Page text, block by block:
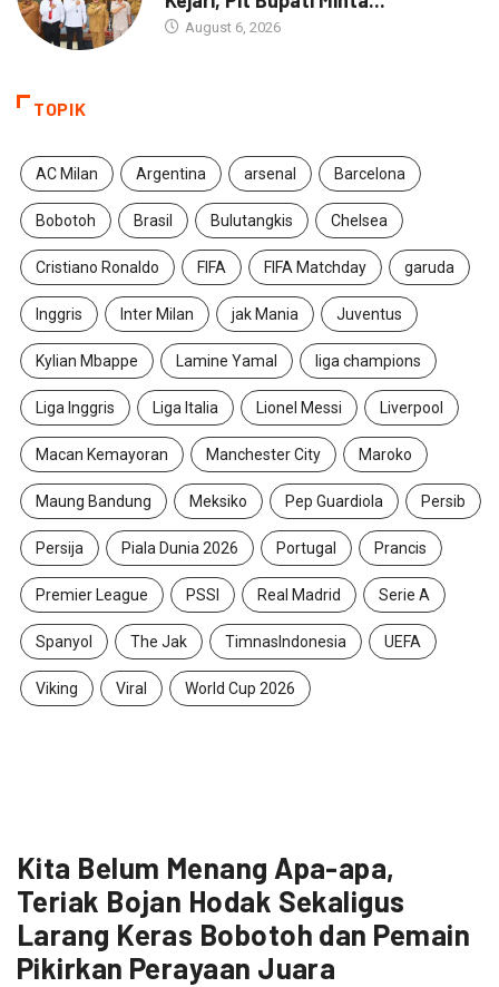
August 6, 2026
TOPIK
AC Milan Argentina arsenal Barcelona
Bobotoh Brasil Bulutangkis Chelsea
Cristiano Ronaldo FIFA FIFA Matchday garuda
Inggris Inter Milan jak Mania Juventus
Kylian Mbappe Lamine Yamal liga champions
Liga Inggris Liga Italia Lionel Messi Liverpool
Macan Kemayoran Manchester City Maroko
Maung Bandung Meksiko Pep Guardiola Persib
Persija Piala Dunia 2026 Portugal Prancis
Premier League PSSI Real Madrid Serie A
Spanyol The Jak TimnasIndonesia UEFA
Viking Viral World Cup 2026
Kita Belum Menang Apa-apa,
Teriak Bojan Hodak Sekaligus
Larang Keras Bobotoh dan Pemain
Pikirkan Perayaan Juara